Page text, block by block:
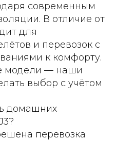
современным
В отличие от
для
и перевозок с
к комфорту.
модели — наши
выбор с учётом
домашних
перевозка